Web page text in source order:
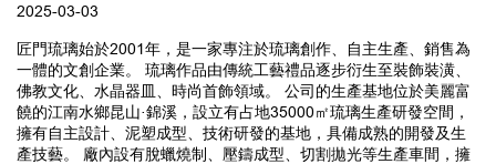
2025-03-03
匠門琉璃始於2001年，是一家專注於琉璃創作、自主生產、銷售為
一體的文創企業。 琉璃作品由傳統工藝禮品逐步衍生至裝飾裝潢、
佛教文化、水晶器皿、時尚首飾領域。 公司的生產基地位於美麗富
饒的江南水鄉昆山·錦溪，設立有占地35000㎡琉璃生產研發空間，
擁有自主設計、泥塑成型、技術研發的基地，具備成熟的開發及生
產技藝。 廠內設有脫蠟燒制、壓鑄成型、切割拋光等生產車間，擁